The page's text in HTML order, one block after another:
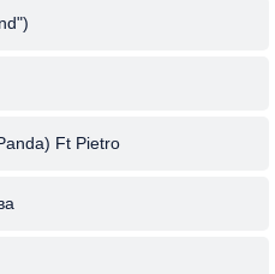
Ft Pietro